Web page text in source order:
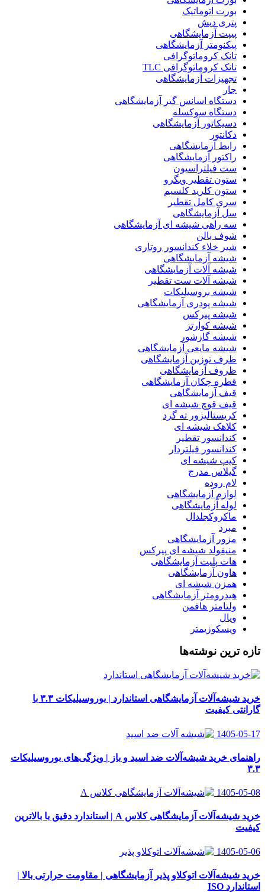
بورت اتوماتیک
پتری دیش
پیپت آزمایشگاهی
پیکنومتر آزمایشگاهی
تانک کروماتوگرافی
تانک کروماتوگرافی TLC
تجهیزات آزمایشگاهی
جار
دستگاه اسانس گیر آزمایشگاهی
دستگاه سوکسله
دسیکاتور آزمایشگاهی
دکانتور
رابط آزمایشگاهی
راکتور آزمایشگاهی
ست فیلتراسیون
ستون تقطیر ویگرو
ستون کلرید کلسیم
سری کامل تقطیر
سل آزمایشگاهی
سه راهی شیشه ای آزمایشگاهی
شوف بالن
شیر خلاء کندانسور روتاری
شیشه آزمایشگاهی
شیشه آلات آزمایشگاهی
شیشه آلات ست تقطیر
شیشه بروسیلیکات
شیشه پودری آزمایشگاهی
شیشه پیرکس
شیشه کوارتز
شیشه گازشور
شیشه مایعی آزمایشگاهی
ظرف توزین آزمایشگاهی
ظروف آزمایشگاهی
قطره چکان آزمایشگاهی
قیف آزمایشگاهی
قیف قوچ شیشه ای
کریستالیزور ته گرد
کلاهک شیشه ای
کندانسور تقطیر
کندانسور فیلتردار
کیپ شیشه ای
گیلاس مدرج
لام روده
لوازم آزمایشگاهی
لوله آزمایشگاهی
ماکروکجلدال
مبرد
مزور آزمایشگاهی
منیفولد شیشه ای پیرکس
هات پلیت آزمایشگاهی
هاون آزمایشگاهی
همزن شیشه ای
هیدرومتر آزمایشگاهی
ولتامتر هافمن
ویال
ویسکوزیمتر
تازه ترین نوشته‌ها
خرید شیشه‌آلات آزمایشگاهی استاندارد | بوروسیلیکات ۳.۳ با
گارانتی کیفیت
1405-05-17
راهنمای خرید شیشه‌آلات ضد اسید و باز | ویژگی‌های بوروسیلیکات
۳.۳
1405-05-08
خرید شیشه‌آلات آزمایشگاهی کلاس A | استاندارد دقیق با بالاترین
کیفیت
1405-05-06
خرید شیشه‌آلات اتوکلاو پذیر آزمایشگاهی | مقاومت حرارتی بالا |
استاندارد ISO